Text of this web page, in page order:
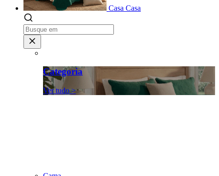
Casa Casa
Categoria
Ver tudo >